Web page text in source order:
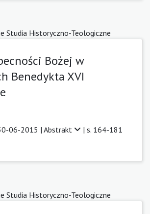
Studia Historyczno-Teologiczne
Bożej w
Benedykta XVI
06-2015 | Abstrakt | s. 164-181
Studia Historyczno-Teologiczne